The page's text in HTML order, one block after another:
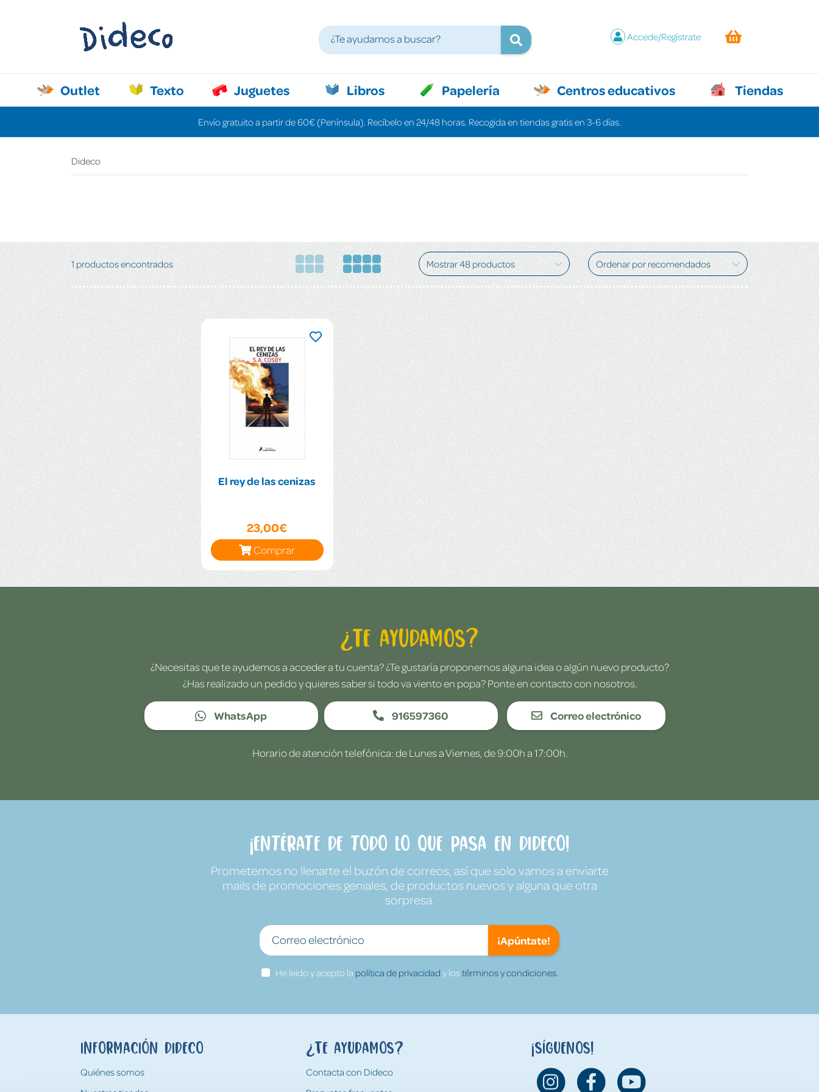
Accede/Regístrate
Outlet Texto Juguetes Libros Papelería Centros educativos Tiendas
Envío gratuito a partir de 60€ (Península). Recíbelo en 24/48 horas. Recogida en tiendas gratis en 3-6 días.
Dideco
1 productos encontrados
El rey de las cenizas
23,00€
Comprar
¿Te ayudamos?
¿Necesitas que te ayudemos a acceder a tu cuenta? ¿Te gustaría proponernos alguna idea o algún nuevo producto?
¿Has realizado un pedido y quieres saber si todo va viento en popa? Ponte en contacto con nosotros.
WhatsApp 916597360 Correo electrónico
Horario de atención telefónica: de Lunes a Viernes, de 9:00h a 17:00h.
¡Entérate de todo lo que pasa en Dideco!
Prometemos no llenarte el buzón de correos, así que solo vamos a enviarte
mails de promociones geniales, de productos nuevos y alguna que otra
sorpresa.
¡Apúntate!
He leído y acepto la política de privacidad y lostérminos y condiciones.
Información Dideco
Quiénes somos
¿Te ayudamos?
Contacta con Dideco
¡Síguenos!